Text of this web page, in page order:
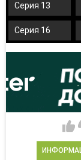
Серия 13
Серия 16